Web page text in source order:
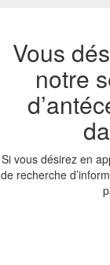
Vous
notre
Si vous désirez en
de recherche